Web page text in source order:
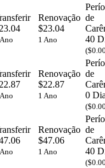
Renovação
$23.04
1 Ano
de
40
Renovação
$22.87
1 Ano
de
0
Renovação
$47.06
1 Ano
de
40